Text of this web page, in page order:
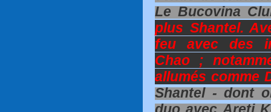
Le Bucovina
plus Shantel.
feu avec des
Chao ;
allumés comme
Shantel - dont